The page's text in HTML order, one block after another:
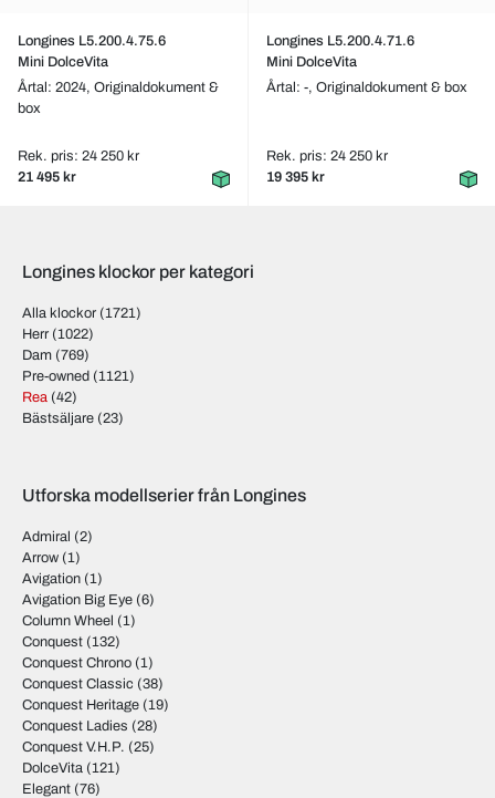
Longines L5.200.4.75.6
Mini DolceVita
Årtal: 2024, Originaldokument &
box
Rek. pris: 24 250 kr
21 495 kr
Longines L5.200.4.71.6
Mini DolceVita
Årtal: -, Originaldokument & box
Rek. pris: 24 250 kr
19 395 kr
Longines klockor per kategori
Alla klockor (1721)
Herr (1022)
Dam (769)
Pre-owned (1121)
Rea (42)
Bästsäljare (23)
Utforska modellserier från Longines
Admiral (2)
Arrow (1)
Avigation (1)
Avigation Big Eye (6)
Column Wheel (1)
Conquest (132)
Conquest Chrono (1)
Conquest Classic (38)
Conquest Heritage (19)
Conquest Ladies (28)
Conquest V.H.P. (25)
DolceVita (121)
Elegant (76)